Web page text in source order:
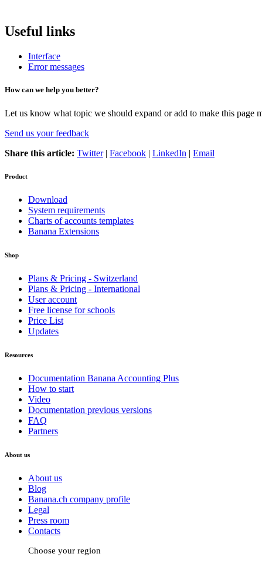
Useful links
Interface
Error messages
How can we help you better?
Let us know what topic we should expand or add to make this page
Send us your feedback
Share this article: Twitter| Facebook | LinkedIn | Email
Product
Download
System requirements
Charts of accounts templates
Banana Extensions
Shop
Plans & Pricing - Switzerland
Plans & Pricing - International
User account
Free license for schools
Price List
Updates
Resources
Documentation Banana Accounting Plus
How to start
Video
Documentation previous versions
FAQ
Partners
About us
About us
Blog
Banana.ch company profile
Legal
Press room
Contacts
Choose your region